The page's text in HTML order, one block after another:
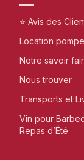
⭐ Avis des
Location
Notre savoir
Nous trouver
Transports et
Vin pour
Repas d’Été